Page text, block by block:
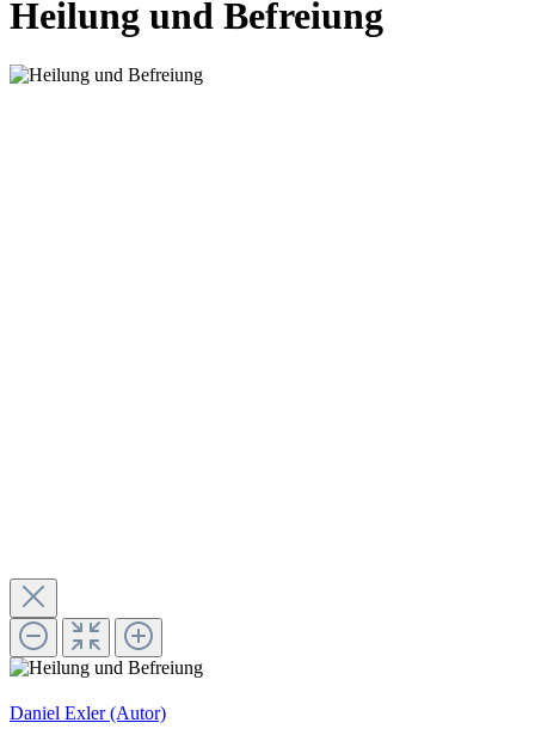
Heilung und Befreiung
Daniel Exler (Autor)